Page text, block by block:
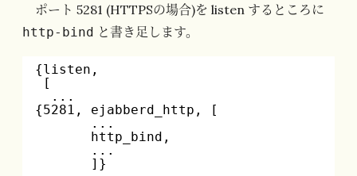
ポート 5281 (HTTPSの場合)を listen するところに
http-bind と書き足します。
{listen,
[
...
{5281, ejabberd_http, [
...
http_bind,
...
]}